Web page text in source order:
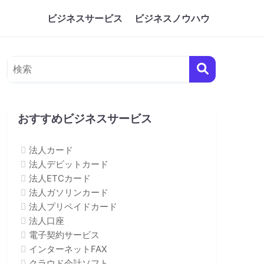
ビジネスサービス ビジネスノウハウ
おすすめビジネスサービス
法人カード
法人デビットカード
法人ETCカード
法人ガソリンカード
法人プリペイドカード
法人口座
電子契約サービス
インターネットFAX